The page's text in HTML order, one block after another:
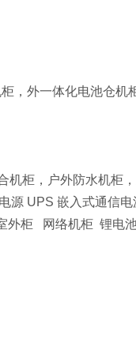
，外一体化电池仓机
机柜，户外防水机柜
源 UPS 嵌入式通信
室外柜 网络机柜 锂